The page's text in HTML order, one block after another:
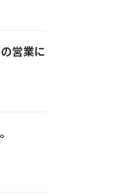
営業に